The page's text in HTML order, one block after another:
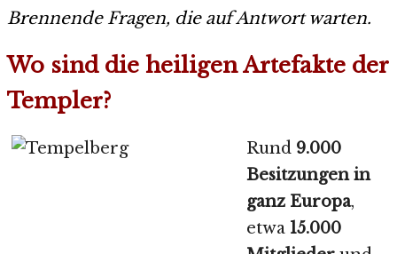
Brennende Fragen, die auf Antwort warten.
Wo sind die heiligen Artefakte der
Templer?
Rund 9.000
Besitzungen in
ganz Europa,
etwa 15.000